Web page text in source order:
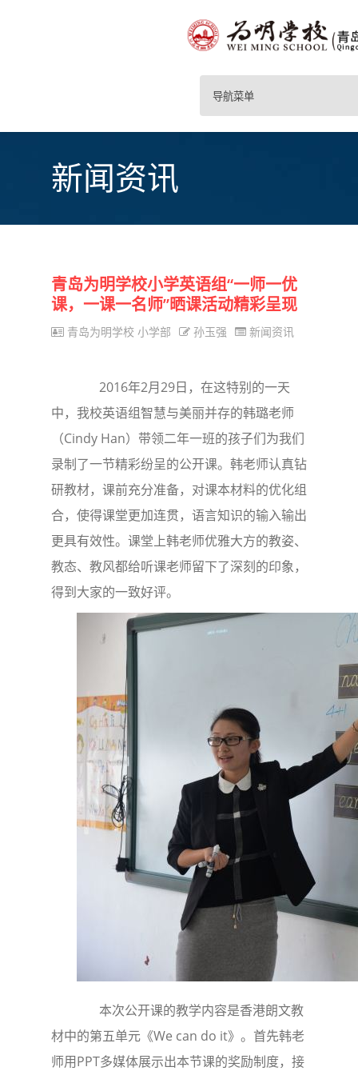
导航菜单
新闻资讯
青岛为明学校小学英语组“一师一优
课，一课一名师”晒课活动精彩呈现
青岛为明学校 小学部 孙玉强 新闻资讯
2016年2月29日，在这特别的一天
中，我校英语组智慧与美丽并存的韩璐老师
（Cindy Han）带领二年一班的孩子们为我们
录制了一节精彩纷呈的公开课。韩老师认真钻
研教材，课前充分准备，对课本材料的优化组
合，使得课堂更加连贯，语言知识的输入输出
更具有效性。课堂上韩老师优雅大方的教姿、
教态、教风都给听课老师留下了深刻的印象，
得到大家的一致好评。
本次公开课的教学内容是香港朗文教
材中的第五单元《We can do it》。首先韩老
师用PPT多媒体展示出本节课的奖励制度，接